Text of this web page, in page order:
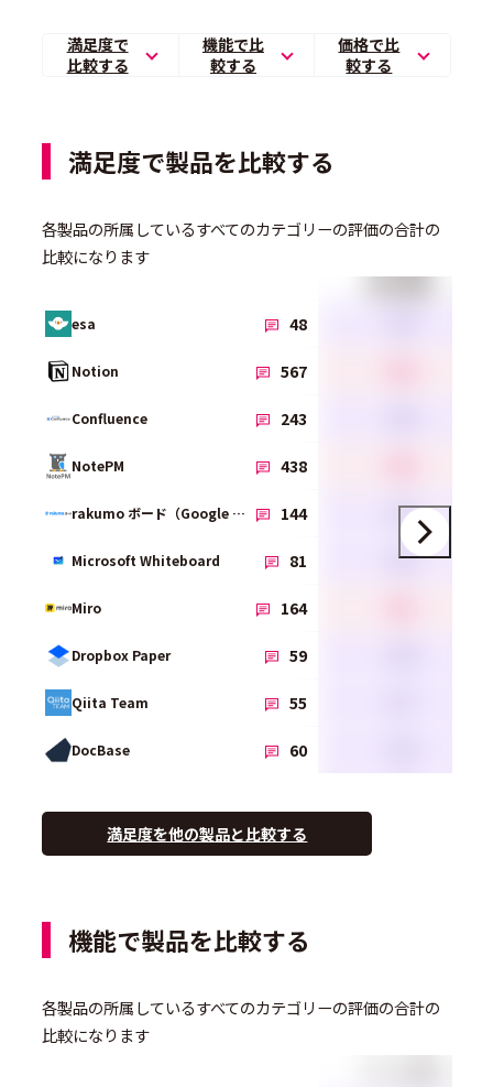
満足度で
比較する
機能で比
較する
価格で比
較する
満足度で製品を比較する
各製品の所属しているすべてのカテゴリーの評価の合計の
比較になります
esa
48
Notion 567
Confluence 243
NotePM 438
rakumo ボード（Google Workspace版） 144 3.9
Microsoft Whiteboard 81 3.6
Miro 164
Dropbox Paper 59
Qiita Team 55
DocBase 60
満足度を他の製品と比較する
機能で製品を比較する
各製品の所属しているすべてのカテゴリーの評価の合計の
比較になります